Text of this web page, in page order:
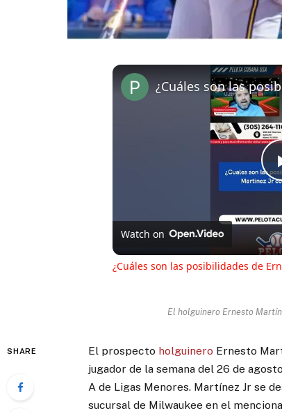
Watch on
¿Cuáles son las posibilidades de
El holguinero Ernesto
SHARE El prospecto holguinero Ernesto
jugador de la semana del 26 de
A de Ligas Menores. Martínez Jr se
sucursal de Milwaukee en el